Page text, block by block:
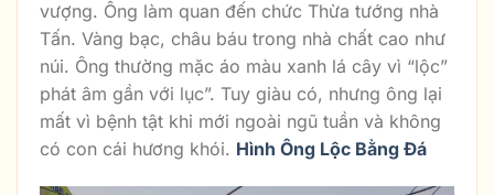
vượng. Ông làm quan đến chức Thừa tướng nhà
Tấn. Vàng bạc, châu báu trong nhà chất cao như
núi. Ông thường mặc áo màu xanh lá cây vì “lộc”
phát âm gần với lục”. Tuy giàu có, nhưng ông lại
mất vì bệnh tật khi mới ngoài ngũ tuần và không
có con cái hương khói. Hình Ông Lộc Bằng Đá